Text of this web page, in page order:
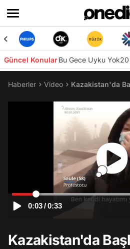
Güncel KonularBu Gece Uyku Yok
Haberler Video Kazakistan'da
0:03/0:33
Kazakistan'da